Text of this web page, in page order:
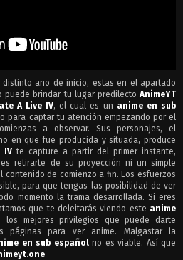
distinto año de inicio, estas en el apartado
brindar tu lugar predilecto AnimeYT
A Live IV, el cual es un anime en sub
para captar tu atención empezando por el
a observar. Sus personajes, el
en que fue producida y situada, produce
IV te capture a partir del primer instante,
retirarte de su proyección ni un simple
contenido de comienzo a fin. Los esfuerzos
para que tengas las posibilidad de ver
momento la trama desarrollada. Si eres
que te deleitarás viendo este anime
mejores privilegios que puede darte
páginas para ver anime. Malgastar la
en sub españolno es viable. Así que